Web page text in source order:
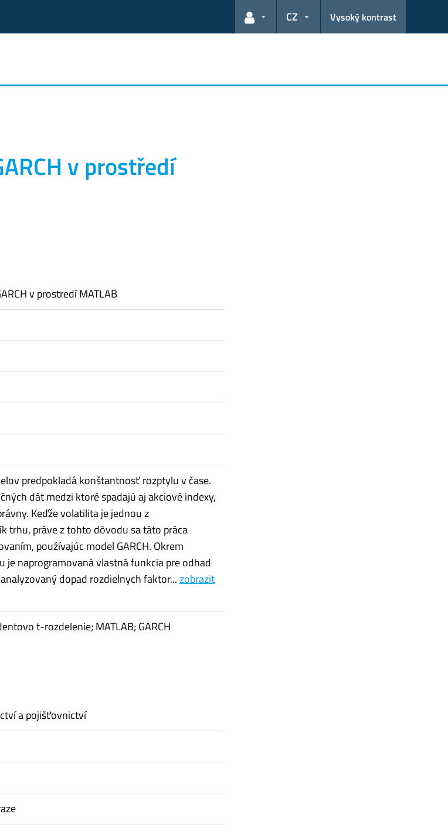
Odkazy pro uživatele
CZ Vysoký kontrast
v prostředí
v prostredí MATLAB
predpokladá konštantnosť rozptylu v čase.
dát medzi ktoré spadajú aj akciové indexy,
Keďže volatilita je jednou z
trhu, práve z tohto dôvodu sa táto práca
používajúc model GARCH. Okrem
naprogramovaná vlastná funkcia pre odhad
dopad rozdielnych faktor...zobrazit
t-rozdelenie; MATLAB; GARCH
a pojišťovnictví